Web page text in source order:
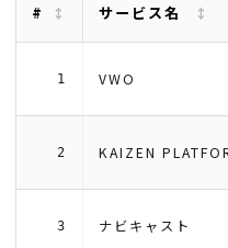
# サービス名
1 VWO
2 KAIZEN
3 ナビキャスト